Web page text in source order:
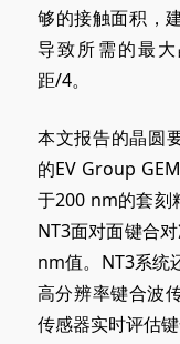
够的接触面积，
导致所需的最
距/4。
本文报告的晶圆
的EV Group
于200 nm的套刻
NT3面对面键合
nm值。NT3系统
高分辨率键合波
传感器实时评估键